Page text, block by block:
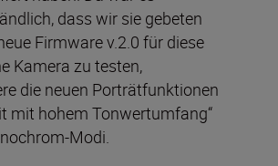
dass wir sie gebeten
Firmware v.2.0 für diese
Kamera zu testen,
die neuen Porträtfunktionen
mit hohem Tonwertumfang“
Modi.